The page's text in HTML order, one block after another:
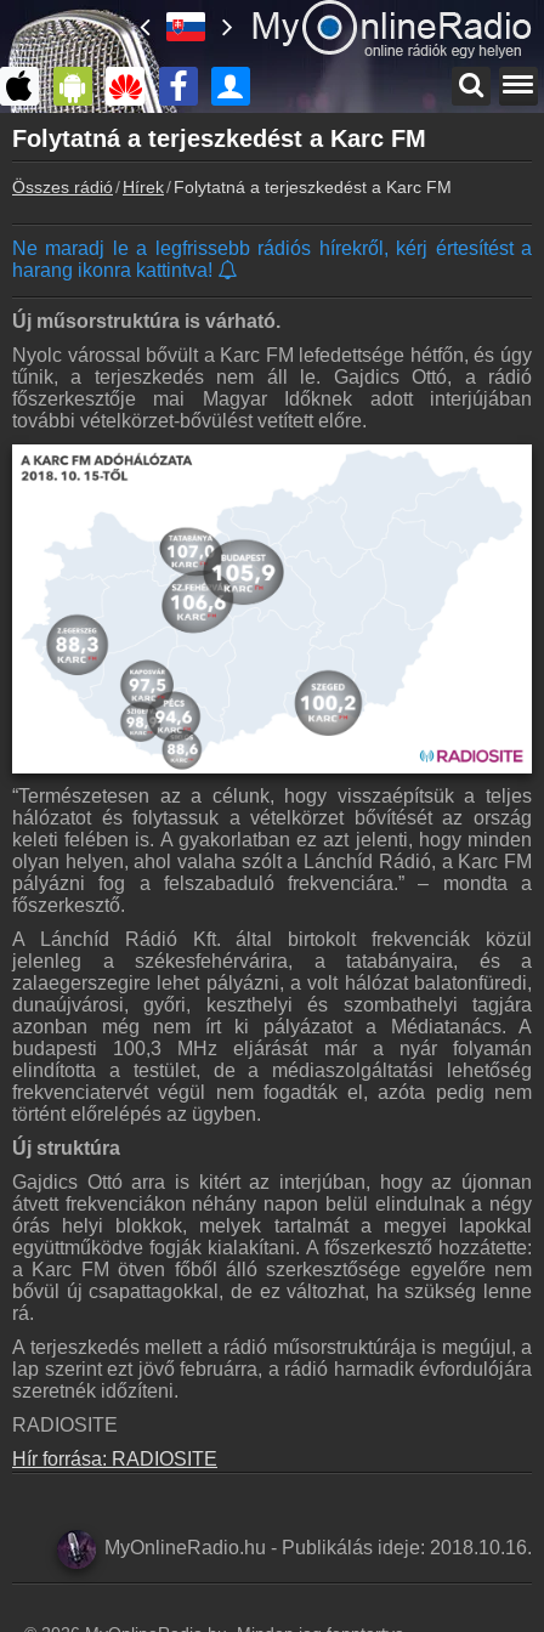
Főoldal
myonlineradio.hu
Bejelentkezés
Kapcsolat
Írj nekünk!
Partnerek
Rádió beágyazás
Ágyazd be weboldaladba
Online rádió készítés
Készítés lépésről lépésre
Folytatná a terjeszkedést a Karc FM
Összes rádió Hírek Folytatná a terjeszkedést a Karc FM
Ne maradj le a legfrissebb rádiós hírekről, kérj értesítést a
harang ikonra kattintva!
Új műsorstruktúra is várható.
Nyolc várossal bővült a Karc FM lefedettsége hétfőn, és úgy
tűnik, a terjeszkedés nem áll le. Gajdics Ottó, a rádió
főszerkesztője mai Magyar Időknek adott interjújában
további vételkörzet-bővülést vetített előre.
“Természetesen az a célunk, hogy visszaépítsük a teljes
hálózatot és folytassuk a vételkörzet bővítését az ország
keleti felében is. A gyakorlatban ez azt jelenti, hogy minden
olyan helyen, ahol valaha szólt a Lánchíd Rádió, a Karc FM
pályázni fog a felszabaduló frekvenciára.” – mondta a
főszerkesztő.
A Lánchíd Rádió Kft. által birtokolt frekvenciák közül
jelenleg a székesfehérvárira, a tatabányaira, és a
zalaegerszegire lehet pályázni, a volt hálózat balatonfüredi,
dunaújvárosi, győri, keszthelyi és szombathelyi tagjára
azonban még nem írt ki pályázatot a Médiatanács. A
budapesti 100,3 MHz eljárását már a nyár folyamán
elindította a testület, de a médiaszolgáltatási lehetőség
frekvenciatervét végül nem fogadták el, azóta pedig nem
történt előrelépés az ügyben.
Új struktúra
Gajdics Ottó arra is kitért az interjúban, hogy az újonnan
átvett frekvenciákon néhány napon belül elindulnak a négy
órás helyi blokkok, melyek tartalmát a megyei lapokkal
együttműködve fogják kialakítani. A főszerkesztő hozzátette:
a Karc FM ötven főből álló szerkesztősége egyelőre nem
bővül új csapattagokkal, de ez változhat, ha szükség lenne
rá.
A terjeszkedés mellett a rádió műsorstruktúrája is megújul, a
lap szerint ezt jövő februárra, a rádió harmadik évfordulójára
szeretnék időzíteni.
RADIOSITE
Hír forrása: RADIOSITE
MyOnlineRadio.hu - Publikálás ideje: 2018.10.16.